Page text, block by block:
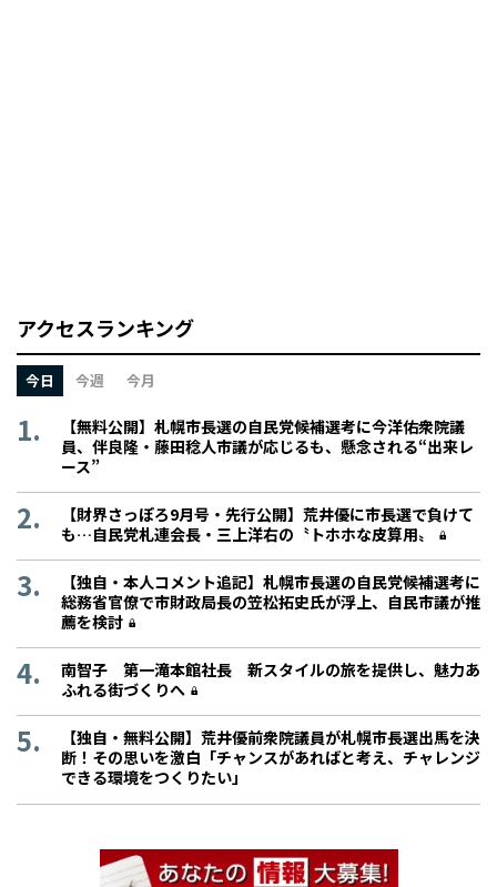
アクセスランキング
今日 今週 今月
【無料公開】札幌市長選の自民党候補選考に今洋佑衆院議
員、伴良隆・藤田稔人市議が応じるも、懸念される“出来レ
ース”
【財界さっぽろ9月号・先行公開】荒井優に市長選で負けて
も…自民党札連会長・三上洋右の〝トホホな皮算用〟
【独自・本人コメント追記】札幌市長選の自民党候補選考に
総務省官僚で市財政局長の笠松拓史氏が浮上、自民市議が推
薦を検討
南智子 第一滝本館社長 新スタイルの旅を提供し、魅力あ
ふれる街づくりへ
【独自・無料公開】荒井優前衆院議員が札幌市長選出馬を決
断！その思いを激白「チャンスがあればと考え、チャレンジ
できる環境をつくりたい」